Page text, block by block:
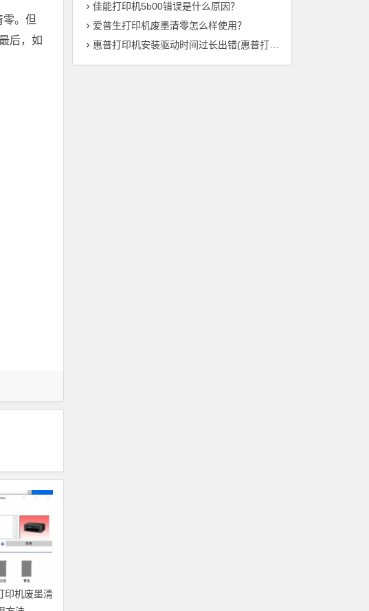
。但
后，如
印机废墨清
佳能打印机5b00错误是什么原因？
爱普生打印机废墨清零怎么样使用？
惠普打印机安装驱动时间过长出错(惠普打印机驱动安装时间异常——解决方法总结)